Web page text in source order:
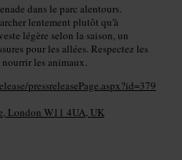
dans le parc alentours.
lentement plutôt qu'à
légère selon la saison, un
pour les allées. Respectez les
les animaux.
pressreleasePage.aspx?id=379
London W11 4UA, UK